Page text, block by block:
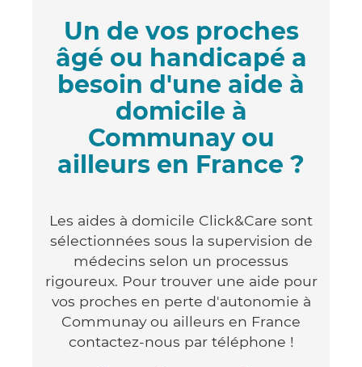
Un de vos proches
âgé ou handicapé a
besoin d'une aide à
domicile à
Communay ou
ailleurs en France ?
Les aides à domicile Click&Care sont
sélectionnées sous la supervision de
médecins selon un processus
rigoureux. Pour trouver une aide pour
vos proches en perte d'autonomie à
Communay ou ailleurs en France
contactez-nous par téléphone !